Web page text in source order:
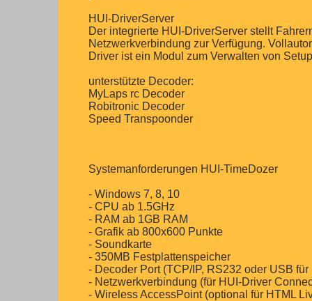
HUI-DriverServer
Der integrierte HUI-DriverServer stellt
Netzwerkverbindung zur Verfügung.
Driver ist ein Modul zum Verwalten von
unterstützte Decoder:
MyLaps rc Decoder
Robitronic Decoder
Speed Transpoonder
Systemanforderungen HUI-TimeDozer
- Windows 7, 8, 10
- CPU ab 1.5GHz
- RAM ab 1GB RAM
- Grafik ab 800x600 Punkte
- Soundkarte
- 350MB Festplattenspeicher
- Decoder Port (TCP/IP, RS232 oder USB
- Netzwerkverbindung (für HUI-Driver
- Wireless AccessPoint (optional für HTML